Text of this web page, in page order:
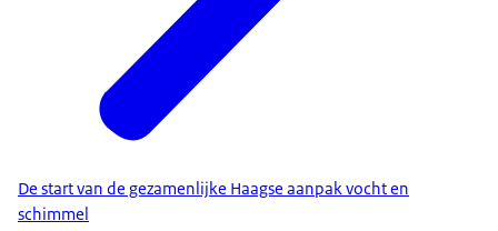
De start van de gezamenlijke Haagse aanpak vocht en
schimmel